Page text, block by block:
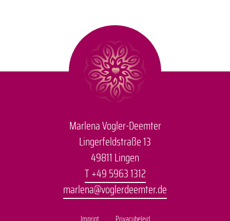
Marlena Vogler-Deemter
Lingerfeldstraße 13
49811 Lingen
T +49 5963 1312
marlena@voglerdeemter.de